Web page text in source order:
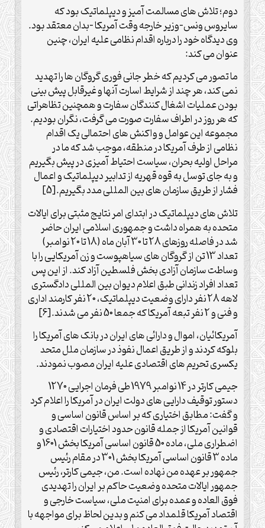
دوم؛ تلاش های مسالمت آمیز و دیپلماتیک بود که
سایروس ونس-وزیر خارجه وقت آمریکا -بدان معتقد بود.
وی دیدگاه خود را درباره اقدام نظامی علیه ایران، چنین
عنوان می کند:
ما تصور می کردیم که خطر جانی فوری گروگان ها را تهدید
نمی کند، هر چند از شرایط اسارت آنها و غیرقابل پیش بینی
بودن عملیات اشغال کنندگان سفارت و همچنین تظاهراتی
که هر روز در اطراف سفارت صورت می گرفت، نگران بودیم.
مجموعه این عوامل و واکنش های احتمالی یک اقدام
نظامی از طرف آمریکا در منطقه، موجب شد که ما در
مراحل اولیه بحران، سیاست احتیاط آمیزی در پیش بگیریم
و به جای توسل به قوه قهریه از تدابیر دیپلماتیک و اعمال
فشار از طریق سازمان های بین المللی مدد بگیریم.[5]
تلاش های دیپلماتیک در ابتدای امر نتایج مثبتی برای ایالات
متحده به همراه داشت و جمهوری اسلامی ایران حاضر
شد در فاصله روزهای 28 تا 30 آبان ماه (18 تا 20 نوامبر)
تعداد 13 تن از گروگان های سیاهپوست و زن آمریکایی را با
وساطت سازمان آزادی بخش فلسطین آزاد کند. از این پس
تعداد افراد زندانی طبق اعلام دیوان بین المللی دادگستری
لاهه 28 نفر دارای وضعیت دیپلماتیک، 20 نفر کارمند اداری
و فنی و 2 نفر تبعه آمریکا که جمعا 50 نفر می شدند.[6]
آمریکائیان، اموال و دارائی های ایران در بانک های آمریکا را
بلوکه کردند و از طریق اعمال نفوذ در سازمان ملل متحد
یکسری تحریم های اقتصادی علیه ایران مصوب نمودند.
جیمی کارتر در 14 نوامبر 1979 طی فرمان اجرایی 1270
دستور توقیف دارایی های دولت ایران در آمریکا را اعلام کرد
و گفت: مطابق اختیاری که بر اساس قانون اساسی و
قوانین آمریکا از جمله قانون حدود اختیارات اقتصادی و
اضطراری ملی، ماده 50 قانون اساسی آمریکا بخش 1601 و
ماده 3 قانون اساسی آمریکا بخش 301 در مقام رئیس
جمهور بر عهده من نهاده است. من، جیمی کارتر، رئیس
جمهور ایالات متحده وضعیت حاکم بر ایران را تهدیدی
فوق العاده و عمده برای امنیت ملی، سیاست خارجی و
اقتصاد آمریکا قلمداد می کنم و بدین لحاظ برای مواجهه با